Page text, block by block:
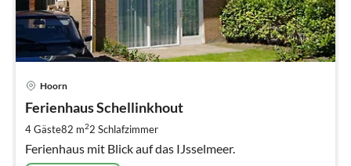
Hoorn
Ferienhaus Schellinkhout
4 Gäste82 m22 Schlafzimmer
Ferienhaus mit Blick auf das IJsselmeer.